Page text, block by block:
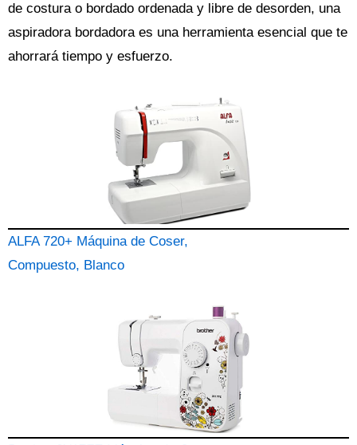
de costura o bordado ordenada y libre de desorden, una
aspiradora bordadora es una herramienta esencial que te
ahorrará tiempo y esfuerzo.
ALFA 720+ Máquina de Coser,
Compuesto, Blanco